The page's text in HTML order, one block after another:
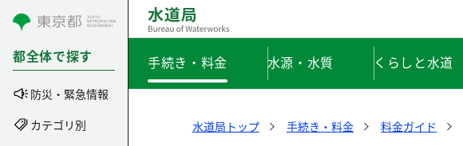
コンテンツにスキップ
都全体で探す
防災・緊急情報
カテゴリ別
手続き・料金 水源・水質 くらしと水道
水道局トップ 手続き・料金 料金ガイド